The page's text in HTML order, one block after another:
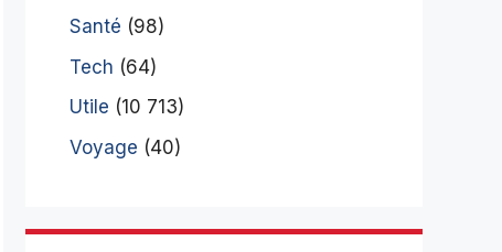
Santé (98)
Tech (64)
Utile (10 713)
Voyage (40)